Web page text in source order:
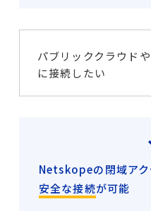
パブリッククラウド
に接続したい
Netskopeの閉域アク
安全な接続が可能